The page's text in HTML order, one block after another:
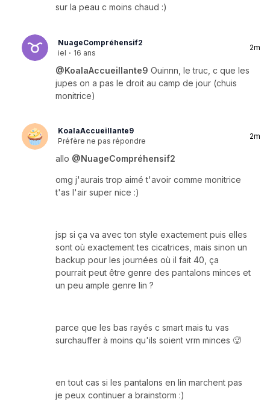
sur la peau c moins chaud :)
NuageCompréhensif2
iel · 16 ans
2m
@KoalaAccueillante9 Ouinnn, le truc, c que les
jupes on a pas le droit au camp de jour (chuis
monitrice)
KoalaAccueillante9
Préfère ne pas répondre
2m
allo @NuageCompréhensif2
omg j'aurais trop aimé t'avoir comme monitrice
t'as l'air super nice :)
jsp si ça va avec ton style exactement puis elles
sont où exactement tes cicatrices, mais sinon un
backup pour les journées où il fait 40, ça
pourrait peut être genre des pantalons minces et
un peu ample genre lin ?
parce que les bas rayés c smart mais tu vas
surchauffer à moins qu'ils soient vrm minces 🥵
en tout cas si les pantalons en lin marchent pas
je peux continuer a brainstorm :)